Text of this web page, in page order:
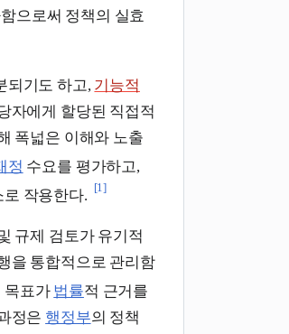
으로써 정책의 실효
되기도 하고, 기능적
자에게 할당된 직접적
폭넓은 이해와 노출
정 수요를 평가하고,
작용한다.
[1]
규제 검토가 유기적
을 통합적으로 관리함
목표가 법률적 근거를
정은 행정부의 정책